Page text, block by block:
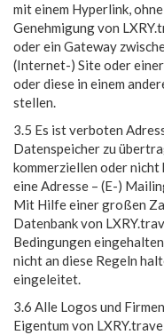
mit einem Hyperlink,
Genehmigung von
oder ein Gateway
(Internet-) Site oder
oder diese in einem
stellen.
3.5 Es ist verboten
Datenspeicher zu
kommerziellen oder nicht
eine Adresse – (E-)
Mit Hilfe einer großen
Datenbank von
Bedingungen
nicht an diese Regeln
eingeleitet.
3.6 Alle Logos und
Eigentum von